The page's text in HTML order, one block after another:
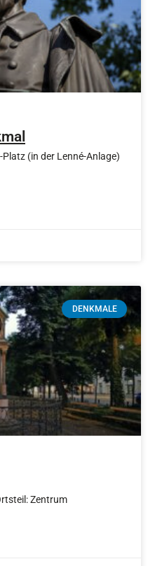
(in der Lenné-Anlage)
DENKMALE
Zentrum